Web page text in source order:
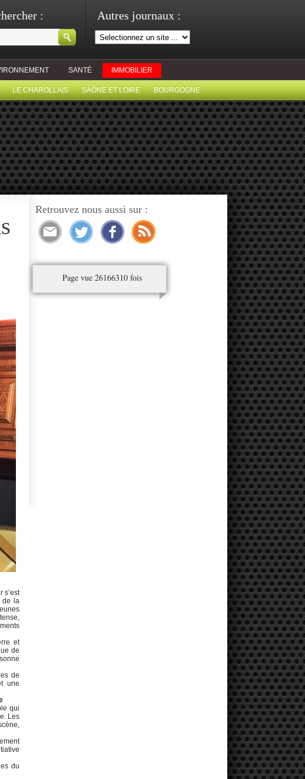
Autres journaux :
:
SANTÉ IMMOBILIER
LE CHAROLLAIS SAÔNE ET LOIRE BOURGOGNE
s’est
de la
et
de
de
une
qui
Les
du
Retrouvez nous aussi sur :
Page vue 26166310 fois